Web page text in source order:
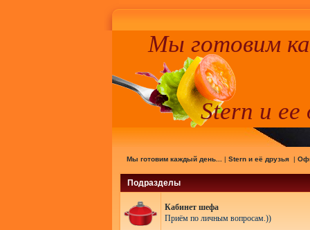
Мы готовим
Stern и ее
Мы готовим каждый день... | Stern и её друзья |
Подразделы
Кабинет шефа
Приём по личным вопросам.))